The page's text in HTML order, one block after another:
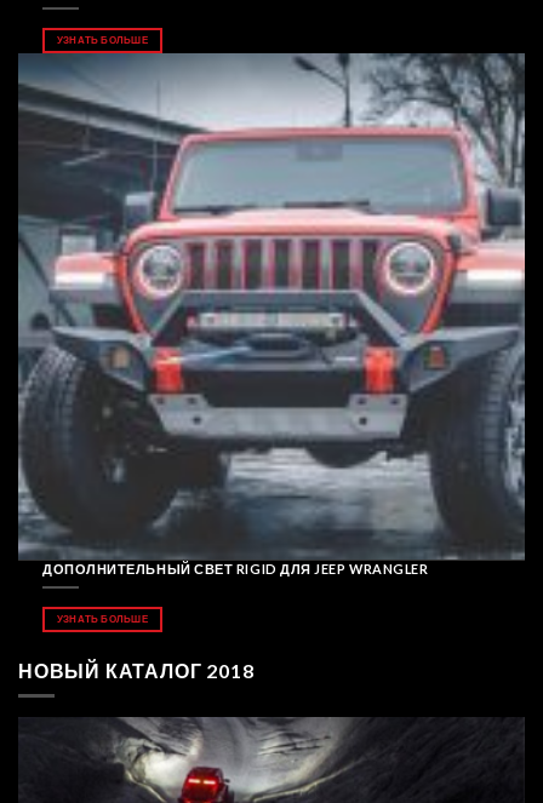
УЗНАТЬ БОЛЬШЕ
ДОПОЛНИТЕЛЬНЫЙ СВЕТ RIGID ДЛЯ JEEP WRANGLER
УЗНАТЬ БОЛЬШЕ
НОВЫЙ КАТАЛОГ 2018